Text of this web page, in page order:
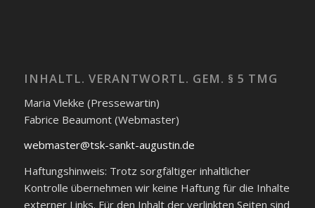
INHALTL. VERANTWORTL. GEM. § 5 TMG
Maria Vlekke (Pressewartin)
Fabrice Beaumont (Webmaster)
webmaster@tsk-sankt-augustin.de
Haftungshinweis: Trotz sorgfältiger inhaltlicher
Kontrolle übernehmen wir keine Haftung für die Inhalte
externer Links. Für den Inhalt der verlinkten Seiten sind